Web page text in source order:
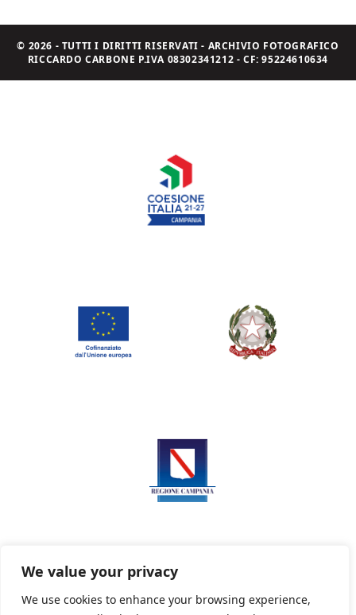
We value your privacy
We use cookies to enhance your browsing experience,
© 2026 - TUTTI I DIRITTI RISERVATI - ARCHIVIO FOTOGRAFICO
RICCARDO CARBONE P.IVA 08302341212 - CF: 95224610634